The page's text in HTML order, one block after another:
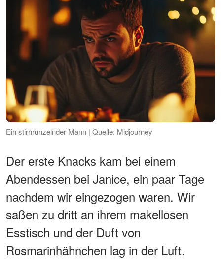
Ein stirnrunzelnder Mann | Quelle: Midjourney
Der erste Knacks kam bei einem
Abendessen bei Janice, ein paar Tage
nachdem wir eingezogen waren. Wir
saßen zu dritt an ihrem makellosen
Esstisch und der Duft von
Rosmarinhähnchen lag in der Luft.